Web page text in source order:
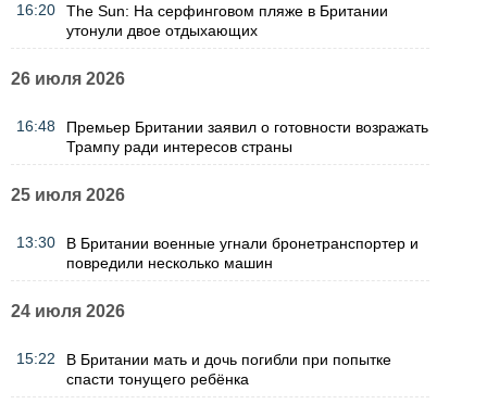
16:20
The Sun: На серфинговом пляже в Британии
утонули двое отдыхающих
26 июля 2026
16:48
Премьер Британии заявил о готовности возражать
Трампу ради интересов страны
25 июля 2026
13:30
В Британии военные угнали бронетранспортер и
повредили несколько машин
24 июля 2026
15:22
В Британии мать и дочь погибли при попытке
спасти тонущего ребёнка